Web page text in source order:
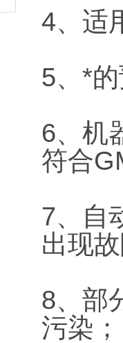
4、适
5、*
6、机
符合
7、自
出现
8、部
污染；